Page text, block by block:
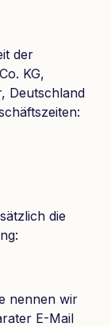
der
KG,
Deutschland
die
nennen wir
E-Mail